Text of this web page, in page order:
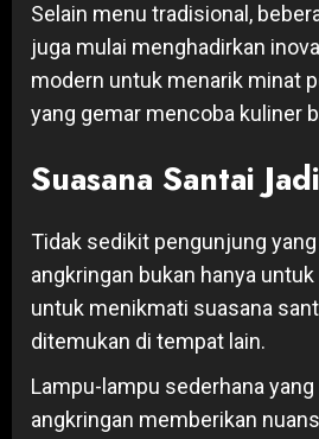
Selain menu tradisional,
juga mulai menghadirkan
modern untuk menarik minat
yang gemar mencoba kuliner
Suasana Santai
Tidak sedikit pengunjung
angkringan bukan hanya
untuk menikmati suasana
ditemukan di tempat lain.
Lampu-lampu sederhana
angkringan memberikan